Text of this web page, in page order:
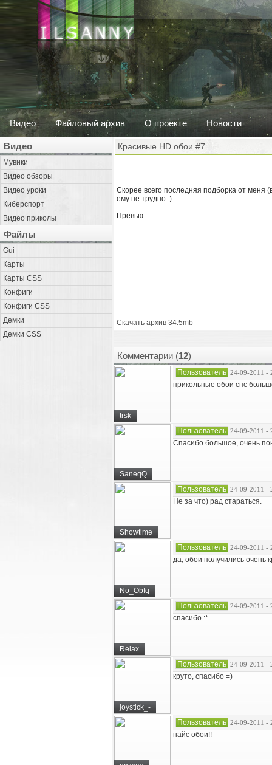
Видео Файловый архив О проекте Новости
Видео
Мувики
Видео обзоры
Видео уроки
Киберспорт
Видео приколы
Файлы
Gui
Карты
Карты CSS
Конфиги
Конфиги CSS
Демки
Демки CSS
Красивые HD обои #7
Скорее всего последняя подборка от меня
ему не трудно :).
Превью:
Скачать архив 34.5mb
Комментарии (12)
trsk
Пользователь 24-09-2011 -
прикольные обои спс
SaneqQ
Пользователь 24-09-2011 -
Спасибо большое, очень
Showtime
Пользователь 24-09-2011 -
Не за что) рад стараться.
No_ObIq
Пользователь 24-09-2011 -
да, обои получились очень
Relax
Пользователь 24-09-2011 -
спасибо :*
joystick_-
Пользователь 24-09-2011 -
круто, спасибо =)
Пользователь 24-09-2011 -
найс обои!!